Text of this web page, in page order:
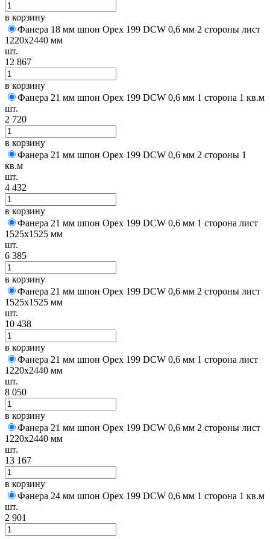
в корзину
Фанера 18 мм шпон Орех 199 DCW 0,6 мм 2 стороны лист
1220х2440 мм
шт.
12 867
в корзину
Фанера 21 мм шпон Орех 199 DCW 0,6 мм 1 сторона 1 кв.м
шт.
2 720
в корзину
Фанера 21 мм шпон Орех 199 DCW 0,6 мм 2 стороны 1
кв.м
шт.
4 432
в корзину
Фанера 21 мм шпон Орех 199 DCW 0,6 мм 1 сторона лист
1525х1525 мм
шт.
6 385
в корзину
Фанера 21 мм шпон Орех 199 DCW 0,6 мм 2 стороны лист
1525х1525 мм
шт.
10 438
в корзину
Фанера 21 мм шпон Орех 199 DCW 0,6 мм 1 сторона лист
1220х2440 мм
шт.
8 050
в корзину
Фанера 21 мм шпон Орех 199 DCW 0,6 мм 2 стороны лист
1220х2440 мм
шт.
13 167
в корзину
Фанера 24 мм шпон Орех 199 DCW 0,6 мм 1 сторона 1 кв.м
шт.
2 901